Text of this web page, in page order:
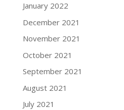
January 2022
December 2021
November 2021
October 2021
September 2021
August 2021
July 2021